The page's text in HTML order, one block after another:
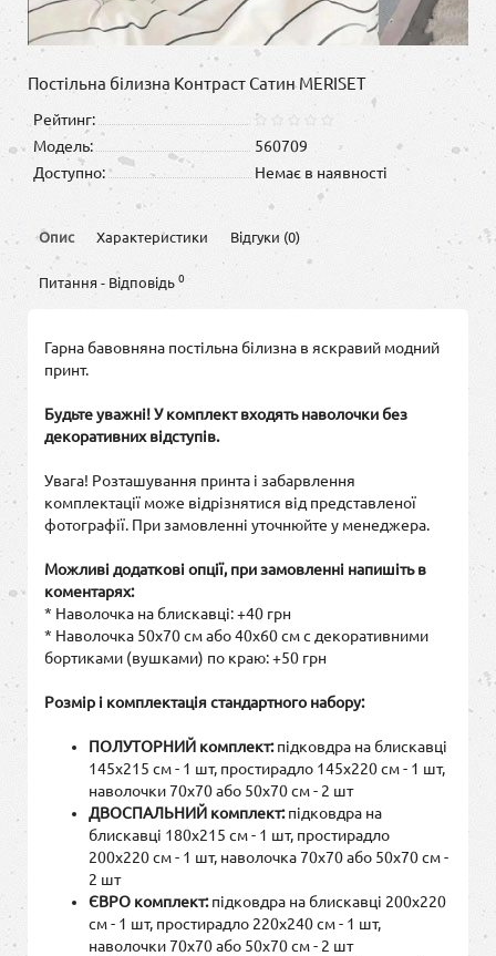
Постільна білизна Контраст Сатин MERISET
Рейтинг:
Модель:
560709
Доступно:
Немає в наявності
Опис Характеристики Відгуки (0)
Питання - Відповідь 0
Гарна бавовняна постільна білизна в яскравий модний
принт.
Будьте уважні! У комплект входять наволочки без
декоративних відступів.
Увага! Розташування принта і забарвлення
комплектації може відрізнятися від представленої
фотографії. При замовленні уточнюйте у менеджера.
Можливі додаткові опції, при замовленні напишіть в
коментарях:
* Наволочка на блискавці: +40 грн
* Наволочка 50х70 см або 40х60 см с декоративними
бортиками (вушками) по краю: +50 грн
Розмір і комплектація стандартного набору:
ПОЛУТОРНИЙ комплект:підковдра на блискавці
145х215 см - 1 шт, простирадло 145х220 см - 1 шт,
наволочки 70х70 або 50х70 см - 2 шт
ДВОСПАЛЬНИЙ комплект:підковдра на
блискавці 180х215 см - 1 шт, простирадло
200х220 см - 1 шт, наволочка 70х70 або 50х70 см -
2 шт
ЄВРО комплект:підковдра на блискавці 200х220
см - 1 шт, простирадло 220х240 см - 1 шт,
наволочки 70х70 або 50х70 см - 2 шт